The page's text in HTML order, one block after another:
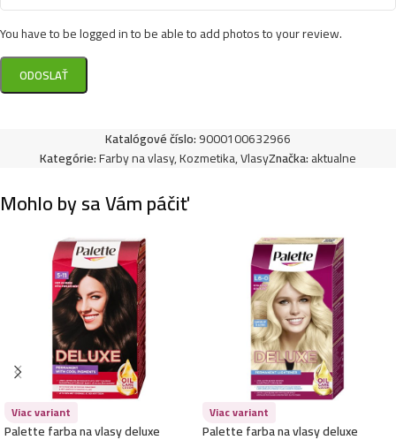
Syoss farba na vlasy 50ml- 7-5- Prirodzene
Syoss farba na vlasy 50ml- 13-0- Ultra zosvetlovač
5,99€
Syoss farba na vlasy 50ml- 10-55- Ultra platinová
blond
5,99€
Syoss farba na vlasy 50ml- 12-59- Chladná platinová
blond
You have to be logged in to be able to add photos to your review.
Katalógové číslo:9000100632966
Kategórie:Farby na vlasy,Kozmetika,VlasyZnačka:aktualne
Mohlo by sa Vám páčiť
Viac variant
Palette farba na vlasy deluxe
Viac variant
Palette farba na vlasy deluxe